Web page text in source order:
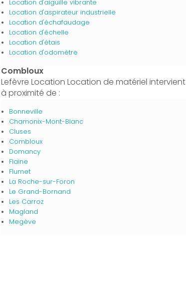
Location d'aiguille vibrante
Location d'aspirateur industrielle
Location d'échafaudage
Location d'échelle
Location d'étais
Location d'odomètre
Combloux
Lefèvre Location Location de matériel intervient
à proximité de :
Bonneville
Chamonix-Mont-Blanc
Cluses
Combloux
Domancy
Flaine
Flumet
La Roche-sur-Foron
Le Grand-Bornand
Les Carroz
Magland
Megève